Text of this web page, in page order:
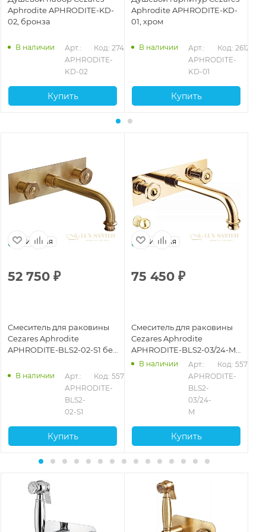
Aphrodite APHRODITE-KD-
02, бронза
В наличии
Арт.:
APHRODITE-
KD-02
Код: 27416
Купить
Aphrodite APHRODITE-KD-
01, хром
В наличии
Арт.:
APHRODITE-
KD-01
Код: 26126
Купить
Италия
52 750 ₽
Смеситель для раковины
Cezares Aphrodite
APHRODITE-BLS2-02-S1 без
В наличии
Арт.:
APHRODITE-
BLS2-
02-S1
Код: 55751
Купить
Италия
75 450 ₽
Смеситель для раковины
Cezares Aphrodite
APHRODITE-BLS2-03/24-M
без донного клапана,
золото 24 карата
В наличии
Арт.:
APHRODITE-
BLS2-
03/24-
M
Код: 55753
Купить